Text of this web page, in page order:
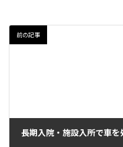
前の記事